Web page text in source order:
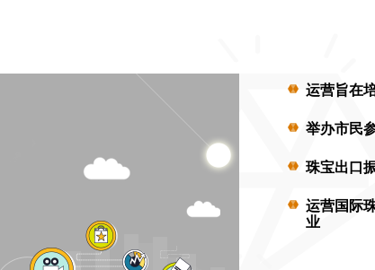
运营旨在
举办市民
珠宝出口
运营国际
业